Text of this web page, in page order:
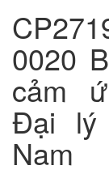
0020
cảm
Đại lý
Nam